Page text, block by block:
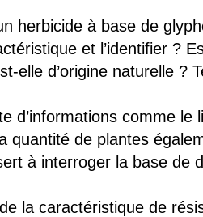
herbicide à base de
et l’identifier
elle d’origine naturelle ?
d’informations comme
quantité de plantes
à interroger la base de
la caractéristique de